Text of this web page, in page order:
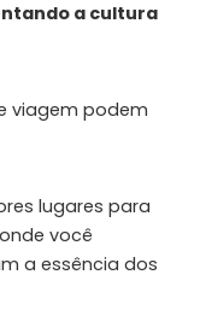
a cultura
viagem podem
lugares para
você
a essência dos